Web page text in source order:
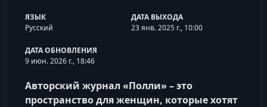
ЯЗЫК
Русский
ДАТА ВЫХОДА
23 янв. 2025 г., 10:00
ДАТА ОБНОВЛЕНИЯ
9 июн. 2026 г., 18:46
Авторский журнал «Полли» – это
пространство для женщин, которые хотят